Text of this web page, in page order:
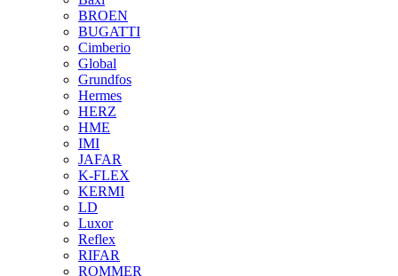
BROEN
BUGATTI
Cimberio
Global
Grundfos
Hermes
HERZ
HME
IMI
JAFAR
K-FLEX
KERMI
LD
Luxor
Reflex
RIFAR
ROMMER